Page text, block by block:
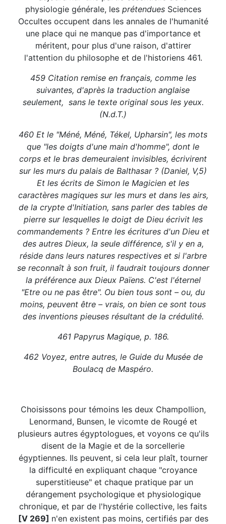
physiologie générale, les prétendues Sciences
Occultes occupent dans les annales de l'humanité
une place qui ne manque pas d'importance et
méritent, pour plus d'une raison, d'attirer
l'attention du philosophe et de l'historiens 461.
459 Citation remise en français, comme les
suivantes, d'après la traduction anglaise
seulement, sans le texte original sous les yeux.
(N.d.T.)
460 Et le "Méné, Méné, Tékel, Upharsin", les mots
que "les doigts d'une main d'homme", dont le
corps et le bras demeuraient invisibles, écrivirent
sur les murs du palais de Balthasar ? (Daniel, V,5)
Et les écrits de Simon le Magicien et les
caractères magiques sur les murs et dans les airs,
de la crypte d'Initiation, sans parler des tables de
pierre sur lesquelles le doigt de Dieu écrivit les
commandements ? Entre les écritures d'un Dieu et
des autres Dieux, la seule différence, s'il y en a,
réside dans leurs natures respectives et si l'arbre
se reconnaît à son fruit, il faudrait toujours donner
la préférence aux Dieux Païens. C'est l'éternel
"Etre ou ne pas être". Ou bien tous sont – ou, du
moins, peuvent être – vrais, on bien ce sont tous
des inventions pieuses résultant de la crédulité.
461 Papyrus Magique, p. 186.
462 Voyez, entre autres, le Guide du Musée de
Boulacq de Maspéro.
Choisissons pour témoins les deux Champollion,
Lenormand, Bunsen, le vicomte de Rougé et
plusieurs autres égyptologues, et voyons ce qu'ils
disent de la Magie et de la sorcellerie
égyptiennes. Ils peuvent, si cela leur plaît, tourner
la difficulté en expliquant chaque "croyance
superstitieuse" et chaque pratique par un
dérangement psychologique et physiologique
chronique, et par de l'hystérie collective, les faits
[V 269] n'en existent pas moins, certifiés par des